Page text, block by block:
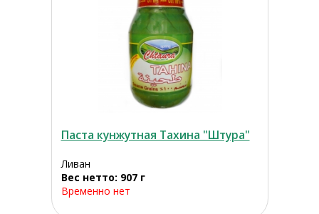
Паста кунжутная Тахина "Штура"
Ливан
Вес нетто: 907 г
Временно нет